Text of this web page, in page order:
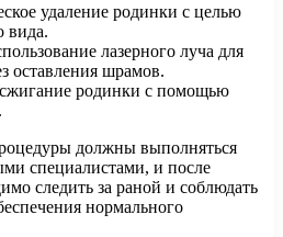
удаление родинки с целью
вида.
лазерного луча для
оставления шрамов.
сжигание родинки с помощью
должны выполняться
специалистами, и после
следить за раной и соблюдать
нормального